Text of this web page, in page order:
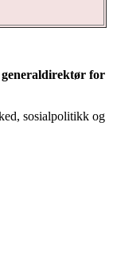
generaldirektør for
sosialpolitikk og